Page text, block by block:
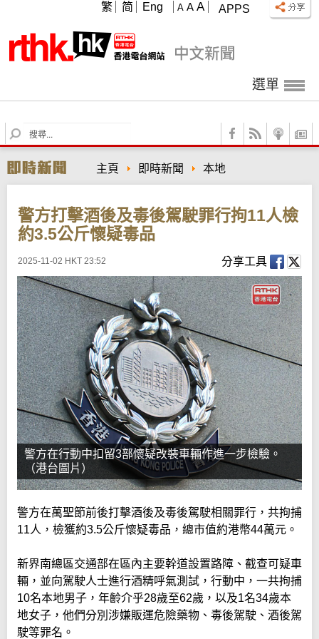
APPS
A A A
繁 简 Eng
選單
S
e
r
c
主頁 即時新聞 本地
警方打擊酒後及毒後駕駛罪行拘11人檢
約3.5公斤懷疑毒品
2025-11-02 HKT 23:52 分享工具
警方在行動中扣留3部懷疑改裝車輛作進一步檢驗。
（港台圖片）
警方在萬聖節前後打擊酒後及毒後駕駛相關罪行，共拘捕
11人，檢獲約3.5公斤懷疑毒品，總市值約港幣44萬元。
新界南總區交通部在區內主要幹道設置路障、截查可疑車
輛，並向駕駛人士進行酒精呼氣測試，行動中，一共拘捕
10名本地男子，年齡介乎28歲至62歲，以及1名34歲本
地女子，他們分別涉嫌販運危險藥物、毒後駕駛、酒後駕
駛等罪名。